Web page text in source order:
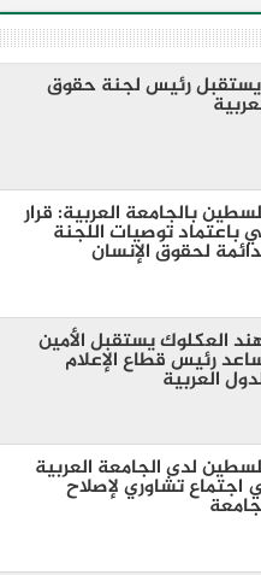
يستقبل رئيس لجنة حقوق
بالجامعة العربية: قرار
باعتماد توصيات اللجنة
لحقوق الإنسان
العكلوك يستقبل الأمين
رئيس قطاع الإعلام
العربية
لدى الجامعة العربية
تشاوري لإصلاح